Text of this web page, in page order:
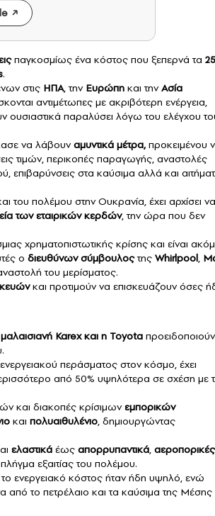
παγκοσμίως ένα κόστος που ξεπερνά τα 25
.
στις ΗΠΑ, την Ευρώπη και τηνΑσία
αντιμέτωπες με ακριβότερη ενέργεια,
ουσιαστικά παραλύσει λόγω του ελέγχου
να λάβουναμυντικά μέτρα,προκειμένου
τιμών, περικοπές παραγωγής, αναστολές
στα καύσιμα αλλά και
του πολέμου στην Ουκρανία, έχει αρχίσει να
των εταιρικών κερδών, την ώρα που δεν
χρηματοπιστωτικής κρίσης και είναι
ο διευθύνων σύμβουλοςτης Whirlpool,
του μερίσματος.
και προτιμούν να επισκευάζουν όσες
μαλαισιανή Karex και η Toyota προειδοποιούν
περάσματος στον κόσμο, έχει
από 50% υψηλότερα σε σχέση με
και διακοπές κρίσιμωνεμπορικών
και πολυαιθυλένιο, δημιουργώντας
ελαστικά έως απορρυπαντικά, αεροπορικές
εξαιτίας του πολέμου.
ενεργειακό κόστος ήταν ήδη υψηλό, ενώ
από το πετρέλαιο και τα καύσιμα της Μέσης